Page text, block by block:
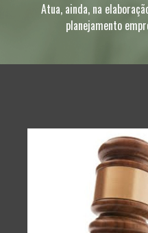
Atua, ainda, na
planejamento